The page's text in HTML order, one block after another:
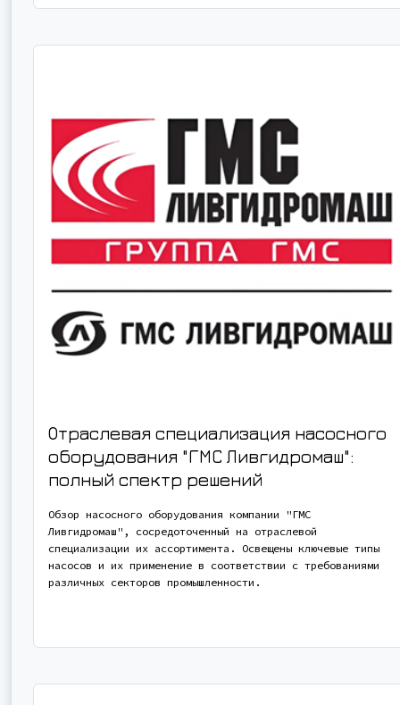
Отраслевая специализация насосного
оборудования "ГМС Ливгидромаш":
полный спектр решений
Обзор насосного оборудования компании "ГМС
Ливгидромаш", сосредоточенный на отраслевой
специализации их ассортимента. Освещены ключевые типы
насосов и их применение в соответствии с требованиями
различных секторов промышленности.